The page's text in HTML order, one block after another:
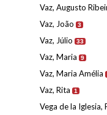
Vaz, Augusto
Vaz, João 3
Vaz, Júlio 33
Vaz, Maria 9
Vaz, Maria Amélia
Vaz, Rita 1
Vega de la Iglesia,